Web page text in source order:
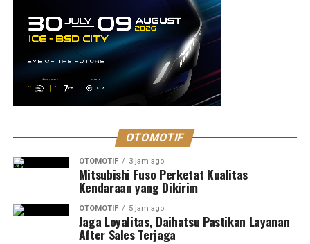
OTOMOTIF
OTOMOTIF 3 jam ago
Mitsubishi Fuso Perketat Kualitas
Kendaraan yang Dikirim
OTOMOTIF 5 jam ago
Jaga Loyalitas, Daihatsu Pastikan Layanan
After Sales Terjaga